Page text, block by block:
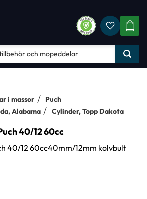
i massor
Puch
Alabama
Cylinder, Topp Dakota
40/12 60cc
40/12 60cc40mm/12mm kolvbult